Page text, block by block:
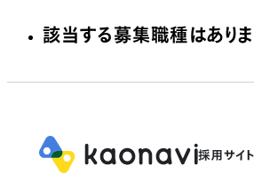
該当する募集職種はありま